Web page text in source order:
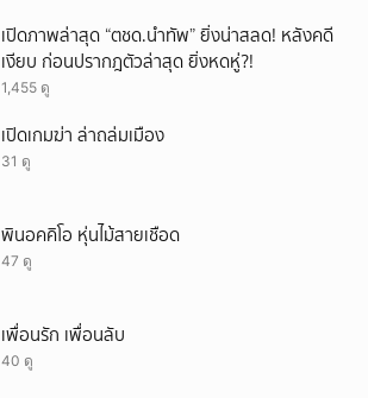
เปิดภาพล่าสุด “ตชด.นำทัพ” ยิ่งน่าสลด! หลังคดี
เงียบ ก่อนปรากฎตัวล่าสุด ยิ่งหดหู่?!
1,455 ดู
เปิดเกมฆ่า ล่าถล่มเมือง
31 ดู
พินอคคิโอ หุ่นไม้สายเชือด
47 ดู
เพื่อนรัก เพื่อนลับ
40 ดู